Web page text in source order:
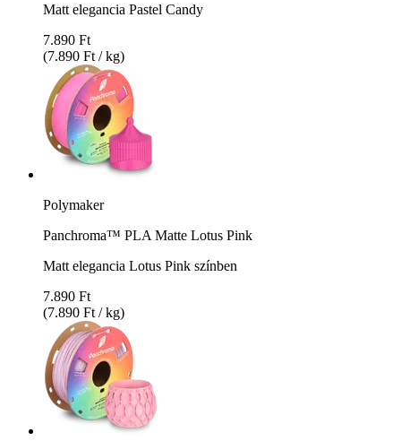
Matt elegancia Pastel Candy
7.890 Ft
(7.890 Ft / kg)
Polymaker
Panchroma™ PLA Matte Lotus Pink
Matt elegancia Lotus Pink színben
7.890 Ft
(7.890 Ft / kg)